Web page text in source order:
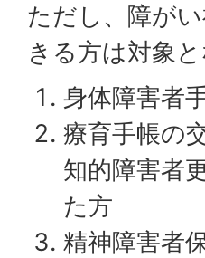
ただし、障が
きる方は対象と
身体障害者
療育手帳の
知的障害者
た方
精神障害者